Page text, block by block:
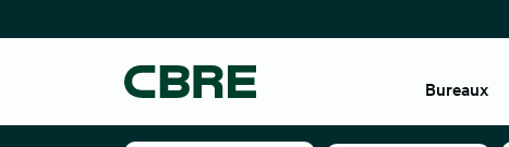
Bureaux